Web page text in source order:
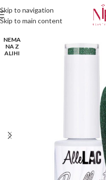
Skip to navigation
Skip to main content
NEMA
NA Z
ALIHI